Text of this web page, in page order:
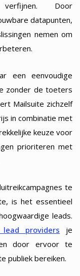
Door
datapunten,
nemen om
een eenvoudige
zonder de toeters
Mailsuite zichzelf
in combinatie met
keuze voor
prioriteren met
te
is het essentieel
leads.
providers je
door ervoor te
publiek bereiken.